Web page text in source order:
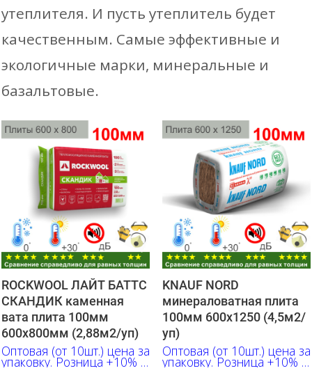
утеплителя. И пусть утеплитель будет
качественным. Самые эффективные и
экологичные марки, минеральные и
базальтовые.
ROCKWOOL ЛАЙТ БАТТС
СКАНДИК каменная
вата плита 100мм
600х800мм (2,88м2/уп)
Оптовая (от 10шт.) цена за
упаковку. Розница +10% к
указанной цене
KNAUF NORD
минераловатная плита
100мм 600х1250 (4,5м2/
уп)
Оптовая (от 10шт.) цена за
упаковку. Розница +10% к
указанной цене